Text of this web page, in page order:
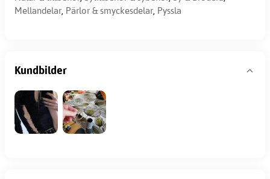
Mellandelar, Pärlor & smyckesdelar, Pyssla
Kundbilder